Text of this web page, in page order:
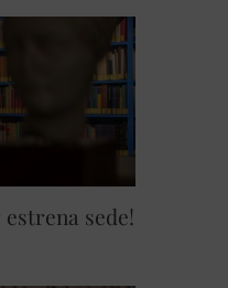
estrena sede!